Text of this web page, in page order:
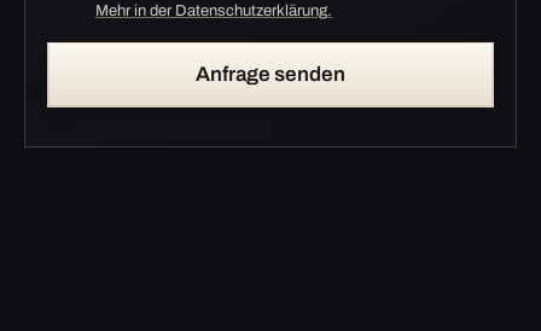
Mehr in der Datenschutzerklärung.
Anfrage senden